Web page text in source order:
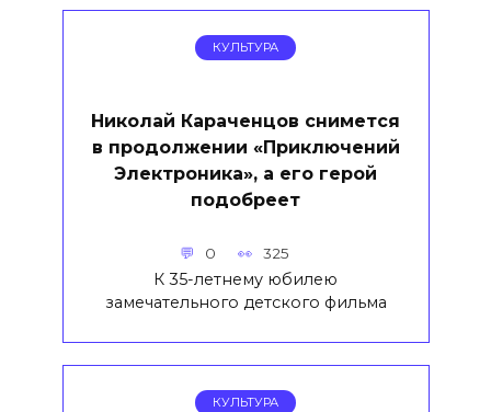
КУЛЬТУРА
Николай Караченцов снимется
в продолжении «Приключений
Электроника», а его герой
подобреет
0 325
К 35-летнему юбилею
замечательного детского фильма
КУЛЬТУРА